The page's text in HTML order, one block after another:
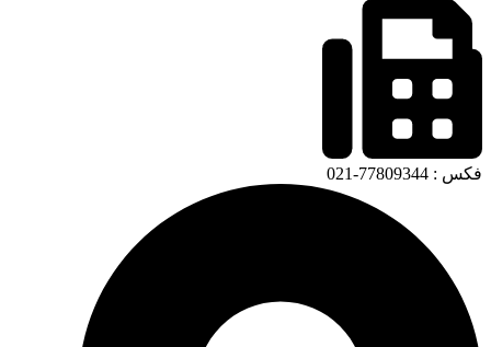
فکس : 77809344-021